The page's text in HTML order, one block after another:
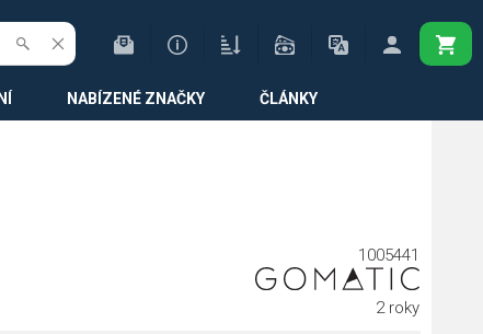
NABÍZENÉ ZNAČKY ČLÁNKY
1005441
2 roky